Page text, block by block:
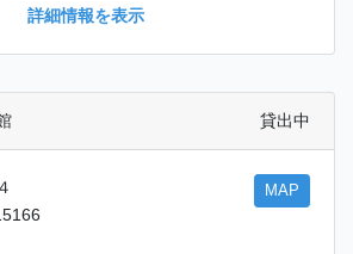
詳細情報を表示
貸出中
MAP